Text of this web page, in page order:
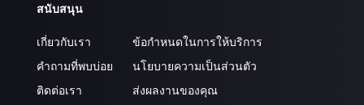
สนับสนุน
เกี่ยวกับเรา
คำถามที่พบบ่อย
ติดต่อเรา
ข้อกำหนดในการให้บริการ
นโยบายความเป็นส่วนตัว
ส่งผลงานของคุณ